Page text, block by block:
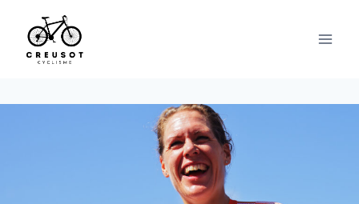
content